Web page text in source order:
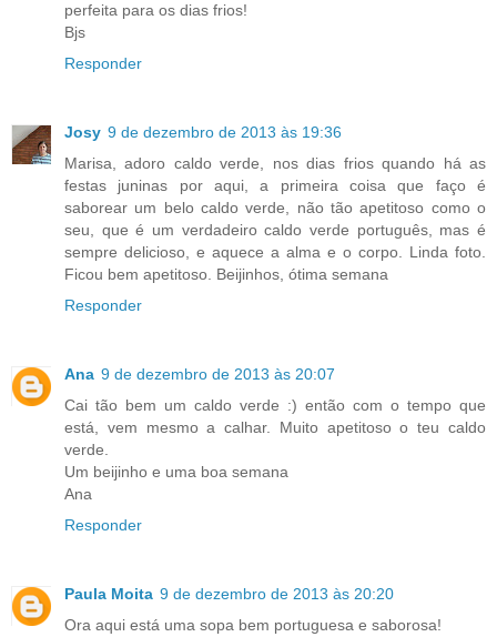
perfeita para os dias frios!
Bjs
Responder
Josy 9 de dezembro de 2013 às 19:36
Marisa, adoro caldo verde, nos dias frios quando há as
festas juninas por aqui, a primeira coisa que faço é
saborear um belo caldo verde, não tão apetitoso como o
seu, que é um verdadeiro caldo verde português, mas é
sempre delicioso, e aquece a alma e o corpo. Linda foto.
Ficou bem apetitoso. Beijinhos, ótima semana
Responder
Ana 9 de dezembro de 2013 às 20:07
Cai tão bem um caldo verde :) então com o tempo que
está, vem mesmo a calhar. Muito apetitoso o teu caldo
verde.
Um beijinho e uma boa semana
Ana
Responder
Paula Moita 9 de dezembro de 2013 às 20:20
Ora aqui está uma sopa bem portuguesa e saborosa!